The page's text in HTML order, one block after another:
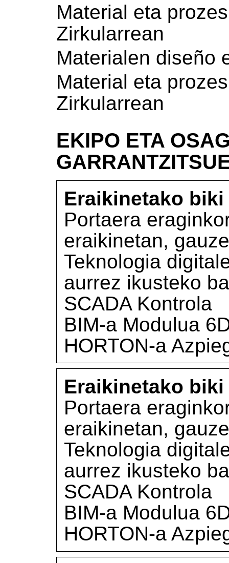
Material eta
Zirkularrean
Materialen diseño
Material eta
Zirkularrean
EKIPO ETA
Eraikinetako
Portaera
eraikinetan,
Teknologia
aurrez ikusteko
SCADA Kontrola
BIM-a Modulua
HORTON-a
Eraikinetako
Portaera
eraikinetan,
Teknologia
aurrez ikusteko
SCADA Kontrola
BIM-a Modulua
HORTON-a